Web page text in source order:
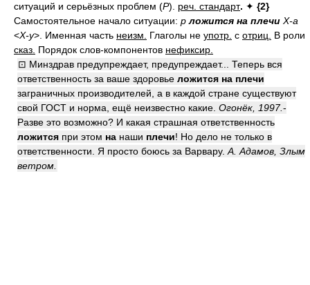
ситуаций и серьёзных проблем (Р). реч. стандарт. ✦ {2}
Самостоятельное начало ситуации: p ложится на плечи X-а
<Х-у>. Именная часть неизм. Глаголы не употр. с отриц.
В роли
сказ. Порядок слов-компонентов нефиксир.
⊡ Минздрав предупреждает, предупреждает... Теперь вся
ответственность за ваше здоровье ложится на плечи
заграничных производителей, а в каждой стране существуют
свой ГОСТ и норма, ещё неизвестно какие. Огонёк, 1997.-
Разве это возможно? И какая страшная ответственность
ложится при этом на наши плечи! Но дело не только в
ответственности. Я просто боюсь за Варвару. А. Адамов, Злым
ветром.